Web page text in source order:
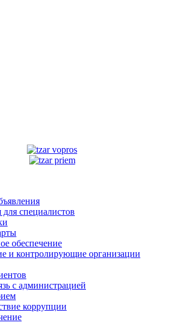
специалистов
обеспечение
и контролирующие организации
с администрацией
коррупции